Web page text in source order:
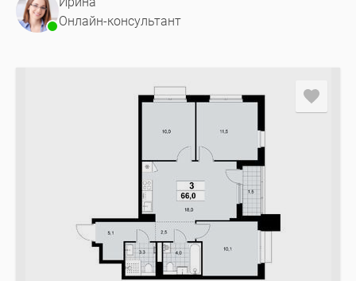
Онлайн-консультант